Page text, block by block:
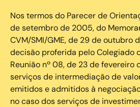
Nos termos do Parecer de
de setembro de 2005, do
CVM/SMI/GME, de 29 de outubro
decisão proferida pelo Colegiado
Reunião nº 08, de 23 de fevereiro
serviços de intermediação de
emitidos e admitidos à
no caso dos serviços de